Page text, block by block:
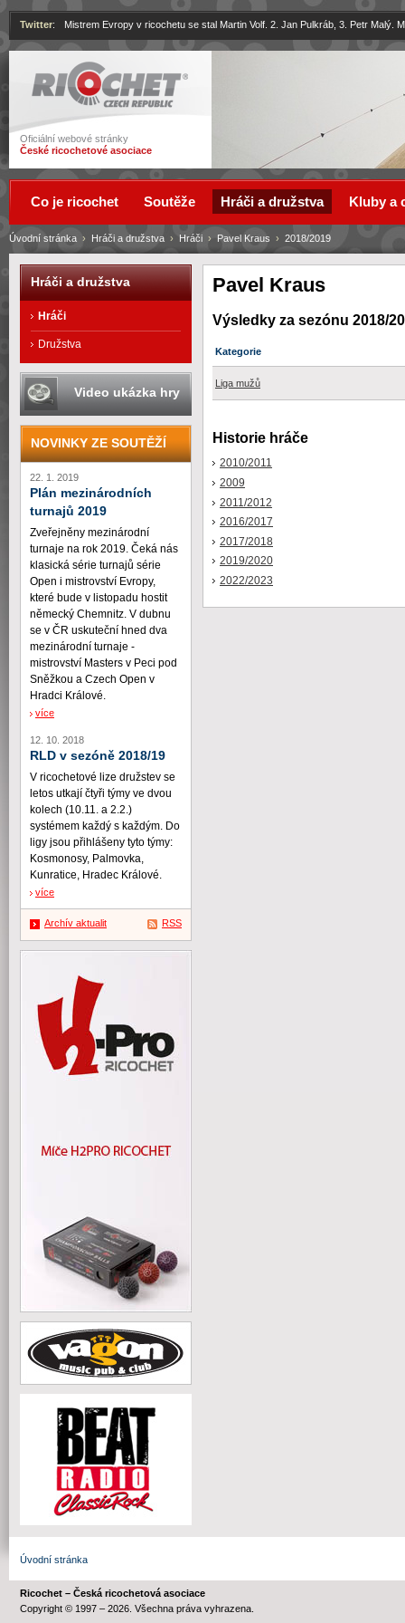
Ricochet
Oficiální webové stránky
České ricochetové asociace
Twitter: Mistrem Evropy v ricochetu se stal Martin Volf. 2. Jan Pulkráb, 3. Petr Malý.
Pavel Kraus
Výsledky za sezónu 2018/
Kategorie
Liga mužů
Historie hráče
2010/2011
2009
2011/2012
2016/2017
2017/2018
2019/2020
2022/2023
Úvodní stránka › Hráči a družstva › Hráči › Pavel Kraus › 2018/2019
Co je ricochet Soutěže Hráči a družstva Kluby a
Hráči a družstva
Hráči
Družstva
Video ukázka hry
NOVINKY ZE SOUTĚŽÍ
22. 1. 2019
Plán mezinárodních
turnajů 2019
Zveřejněny mezinárodní
turnaje na rok 2019. Čeká nás
klasická série turnajů série
Open i mistrovství Evropy,
které bude v listopadu hostit
německý Chemnitz. V dubnu
se v ČR uskuteční hned dva
mezinárodní turnaje -
mistrovství Masters v Peci pod
Sněžkou a Czech Open v
Hradci Králové.
více
12. 10. 2018
RLD v sezóně 2018/19
V ricochetové lize družstev se
letos utkají čtyři týmy ve dvou
kolech (10.11. a 2.2.)
systémem každý s každým. Do
ligy jsou přihlášeny tyto týmy:
Kosmonosy, Palmovka,
Kunratice, Hradec Králové.
více
Archív aktualit RSS
Úvodní stránka
Ricochet – Česká ricochetová asociace
Copyright © 1997 – 2026. Všechna práva vyhrazena.